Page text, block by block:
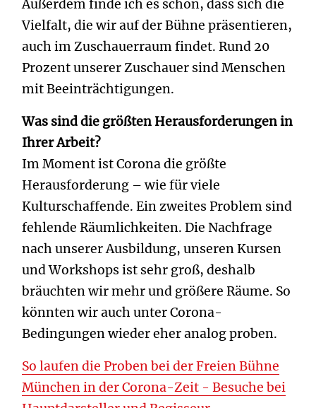
Außerdem finde ich es schön, dass sich die
Vielfalt, die wir auf der Bühne präsentieren,
auch im Zuschauerraum findet. Rund 20
Prozent unserer Zuschauer sind Menschen
mit Beeinträchtigungen.
Was sind die größten Herausforderungen in
Ihrer Arbeit?
Im Moment ist Corona die größte
Herausforderung – wie für viele
Kulturschaffende. Ein zweites Problem sind
fehlende Räumlichkeiten. Die Nachfrage
nach unserer Ausbildung, unseren Kursen
und Workshops ist sehr groß, deshalb
bräuchten wir mehr und größere Räume. So
könnten wir auch unter Corona-
Bedingungen wieder eher analog proben.
So laufen die Proben bei der Freien Bühne
München in der Corona-Zeit - Besuche bei